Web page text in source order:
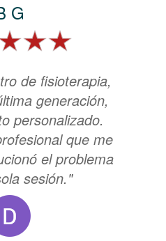
G
de fisioterapia,
generación,
personalizado.
que me
el problema
sesión."